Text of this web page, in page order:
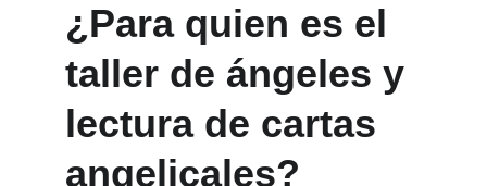
¿Para quien es el
taller de ángeles y
lectura de cartas
angelicales?